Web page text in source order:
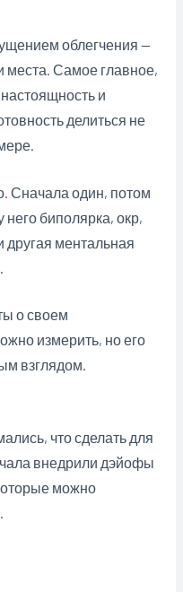
облегчения —
места. Самое главное,
и
делиться не
Сначала один, потом
него биполярка, окр,
ментальная
о своем
измерить, но его
взглядом.
что сделать для
внедрили дэйофы
можно